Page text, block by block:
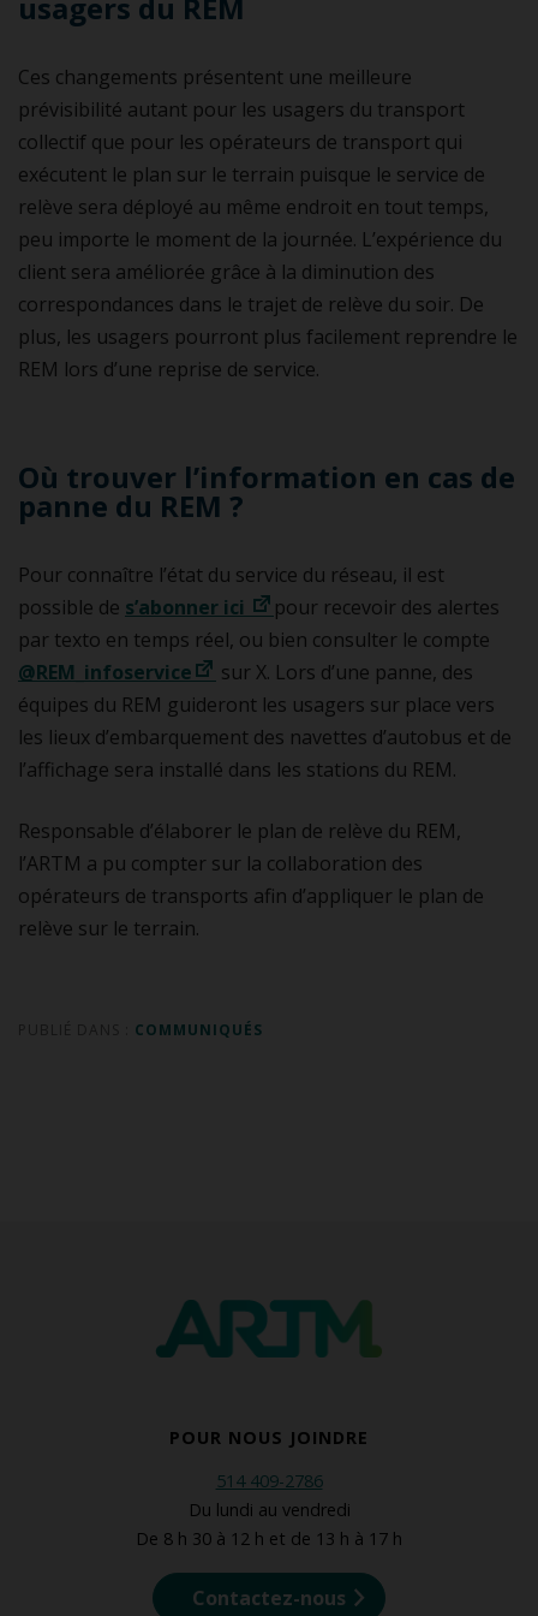
Ces changements présentent une meilleure
prévisibilité autant pour les usagers du transport
collectif que pour les opérateurs de transport qui
exécutent le plan sur le terrain puisque le service de
relève sera déployé au même endroit en tout temps,
peu importe le moment de la journée. L’expérience du
client sera améliorée grâce à la diminution des
correspondances dans le trajet de relève du soir. De
plus, les usagers pourront plus facilement reprendre le
REM lors d’une reprise de service.
Où trouver l’information en cas de
panne du REM ?
Pour connaître l’état du service du réseau, il est
possible de s’abonner ici
pour recevoir des alertes
par texto en temps réel, ou bien consulter le compte
@REM_infoservice
sur X. Lors d’une panne, des
équipes du REM guideront les usagers sur place vers
les lieux d’embarquement des navettes d’autobus et de
l’affichage sera installé dans les stations du REM.
Responsable d’élaborer le plan de relève du REM,
l’ARTM a pu compter sur la collaboration des
opérateurs de transports afin d’appliquer le plan de
relève sur le terrain.
COMMUNIQUÉS
POUR NOUS JOINDRE
514 409-2786
Du lundi au vendredi
De 8 h 30 à 12 h et de 13 h à 17 h
Contactez-nous